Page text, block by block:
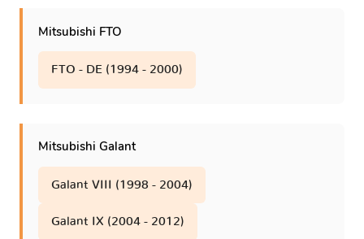
Mitsubishi FTO
FTO - DE (1994 - 2000)
Mitsubishi Galant
Galant VIII (1998 - 2004)
Galant IX (2004 - 2012)